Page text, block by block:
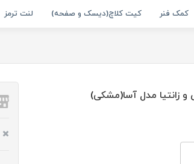
کمک فنر کیت کلاچ(دیسک و صفحه) لنت ترمز